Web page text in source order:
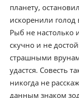
планету,
искоренили голод
Рыб не настолько
скучно и не
страшными
удастся. Совесть
никогда не
данным знаком